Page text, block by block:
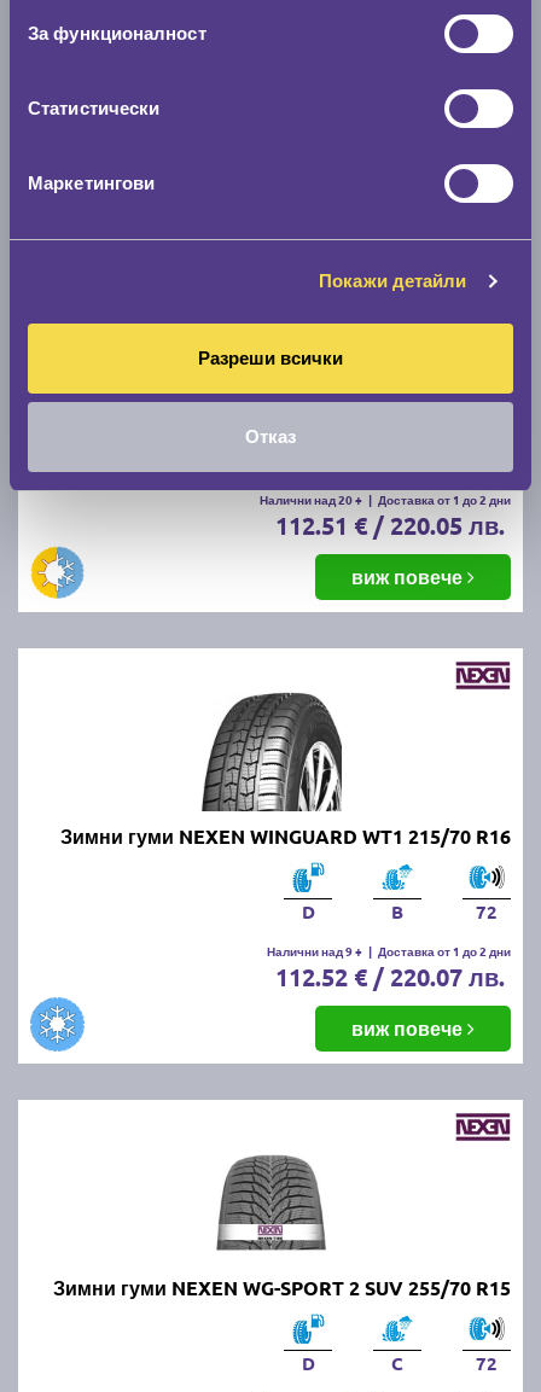
За функционалност
Статистически
Маркетингови
Покажи детайли
Разреши всички
Отказ
Доставка от 1 до 2 дни
112.49 € / 220.01 лв.
виж повече
Всесезонни гуми NEXEN NEXEN NBLUE 4 SEASON
Налични над 20 + | Доставка от 1 до 2 дни
112.51 € / 220.05 лв.
виж повече
Зимни гуми NEXEN WINGUARD WT1 215/70 R16
D B 72
Налични над 9 + | Доставка от 1 до 2 дни
112.52 € / 220.07 лв.
виж повече
Зимни гуми NEXEN WG-SPORT 2 SUV 255/70 R15
D C 72